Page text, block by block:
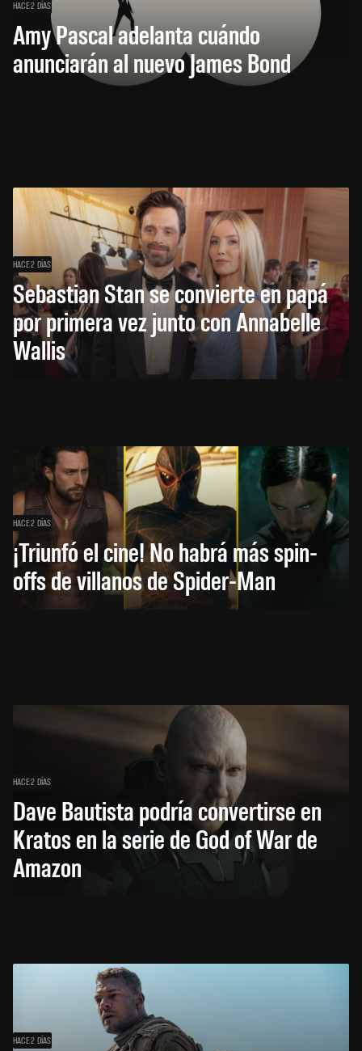
HACE 2 DÍAS
Amy Pascal adelanta cuándo
anunciarán al nuevo James Bond
HACE 2 DÍAS
Sebastian Stan se convierte en papá
por primera vez junto con Annabelle
Wallis
HACE 2 DÍAS
¡Triunfó el cine! No habrá más spin-
offs de villanos de Spider-Man
HACE 2 DÍAS
Dave Bautista podría convertirse en
Kratos en la serie de God of War de
Amazon
HACE 2 DÍAS